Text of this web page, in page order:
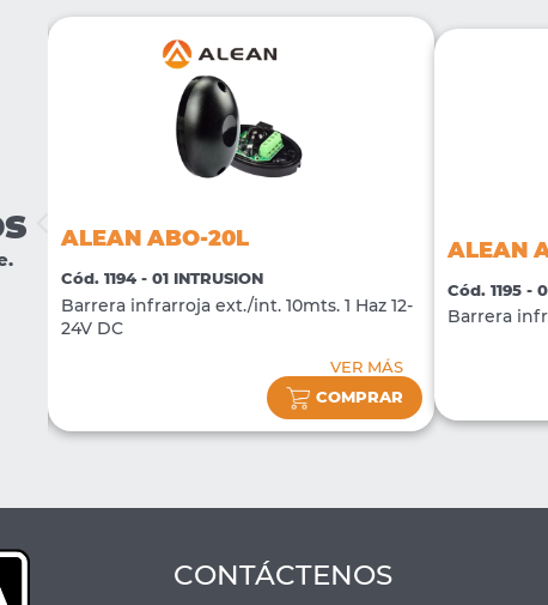
ALEAN ABO-20L
Cód. 1194 - 01 INTRUSION
Barrera infrarroja ext./int. 10mts. 1 Haz 12-
24V DC
VER MÁS
COMPRAR
ALEAN
Cód. 1195 -
Barrera
CONTÁCTENOS